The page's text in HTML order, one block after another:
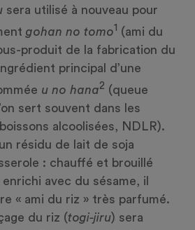
sera utilisé à nouveau pour
gohan no tomo1 (ami du
produit de la fabrication du
principal d’une
u no hana2 (queue
sert souvent dans les
alcoolisées, NDLR).
résidu de lait de soja
: chauffé et brouillé
avec du sésame, il
« ami du riz » très parfumé.
du riz (togi-jiru) sera